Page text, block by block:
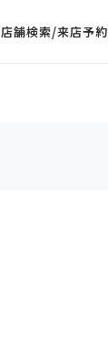
店舗検索/来店予約